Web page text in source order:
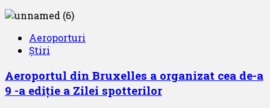
Aeroporturi
Știri
Aeroportul din Bruxelles a organizat cea de-a
9 -a ediție a Zilei spotterilor